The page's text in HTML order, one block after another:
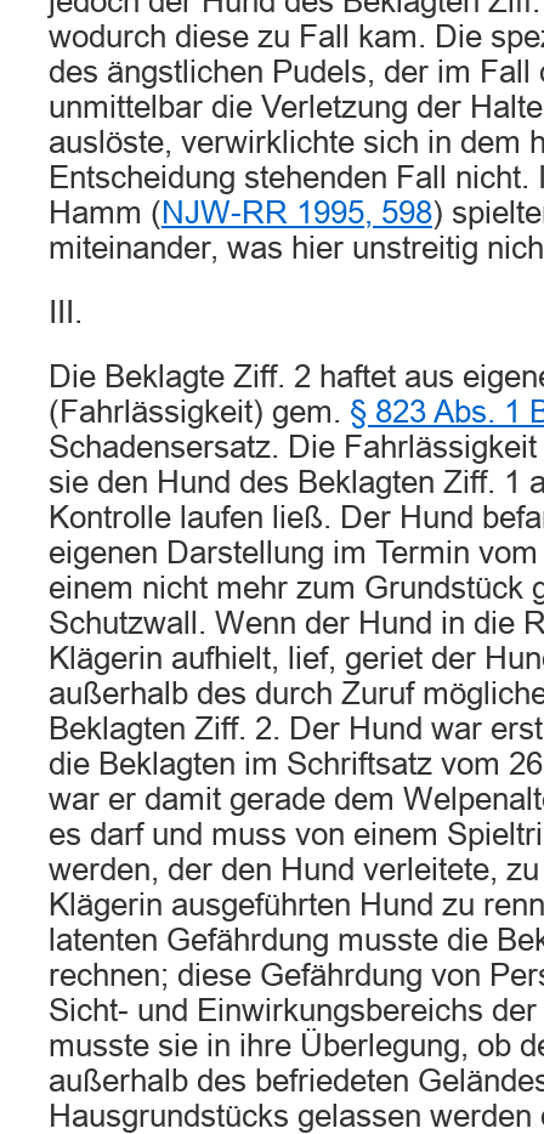
wodurch diese zu Fall kam. Die
des ängstlichen Pudels, der im Fall
unmittelbar die Verletzung der
auslöste, verwirklichte sich in dem
Entscheidung stehenden Fall nicht.
Hamm (NJW-RR 1995, 598)
miteinander, was hier unstreitig
III.
Die Beklagte Ziff. 2 haftet aus
(Fahrlässigkeit) gem. § 823 Abs. 1
Schadensersatz. Die
sie den Hund des Beklagten Ziff. 1
Kontrolle laufen ließ. Der Hund
eigenen Darstellung im Termin
einem nicht mehr zum Grundstück
Schutzwall. Wenn der Hund in die
Klägerin aufhielt, lief, geriet der
außerhalb des durch Zuruf
Beklagten Ziff. 2. Der Hund war
die Beklagten im Schriftsatz vom
war er damit gerade dem
es darf und muss von einem
werden, der den Hund verleitete,
Klägerin ausgeführten Hund zu
latenten Gefährdung musste die
rechnen; diese Gefährdung von
Sicht- und Einwirkungsbereichs
musste sie in ihre Überlegung, ob
außerhalb des befriedeten
Hausgrundstücks gelassen